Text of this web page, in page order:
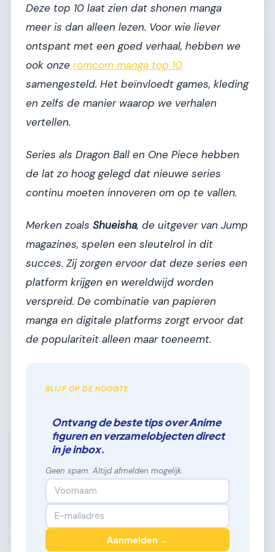
Deze top 10 laat zien dat shonen manga
meer is dan alleen lezen. Voor wie liever
ontspant met een goed verhaal, hebben we
ook onze romcom manga top 10
samengesteld. Het beïnvloedt games, kleding
en zelfs de manier waarop we verhalen
vertellen.
Series als Dragon Ball en One Piece hebben
de lat zo hoog gelegd dat nieuwe series
continu moeten innoveren om op te vallen.
Merken zoals Shueisha, de uitgever van Jump
magazines, spelen een sleutelrol in dit
succes. Zij zorgen ervoor dat deze series een
platform krijgen en wereldwijd worden
verspreid. De combinatie van papieren
manga en digitale platforms zorgt ervoor dat
de populariteit alleen maar toeneemt.
BLIJF OP DE HOOGTE
Ontvang de beste tips over Anime
figuren en verzamelobjecten direct
in je inbox.
Geen spam. Altijd afmelden mogelijk.
Aanmelden →